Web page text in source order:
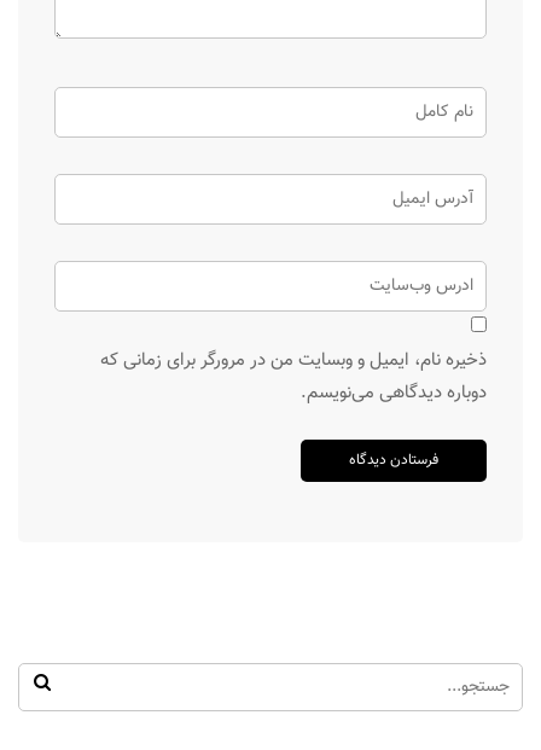
ذخیره نام، ایمیل و وبسایت من در مرورگر برای زمانی که
دوباره دیدگاهی می‌نویسم.